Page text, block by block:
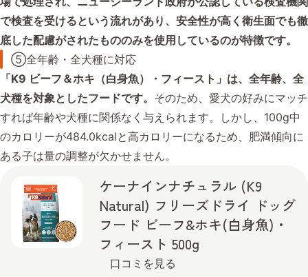
で検査を受けるという流れがあり、安全性が高く衛生面でも徹
底した配慮がされたもののみを使用しているのが特徴です。
⑤全年齢・全犬種に対応
「K9 ビーフ＆ホキ（白身魚）・フィースト」は、全年齢、全
犬種を対象としたフードです。 そのため、愛犬の好みにマッチ
すれば年齢や犬種に関係なく与えられます。しかし、100g中
のカロリーが484.0kcalと高カロリーになるため、肥満傾向に
ある子は量の調整が欠かせません。
ケーナインナチュラル (K9
Natural) フリーズドライ ドッグ
フード ビーフ&ホキ(白身魚)・
フィースト 500g
口コミを見る